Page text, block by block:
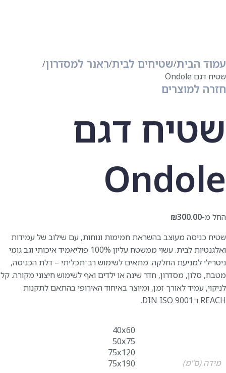
עמוד הבית שטיחים לבית ראנר למסדרון
שטיח דגם Ondole
חזרה למוצרים
שטיח דגם
Ondole
החל מ- ₪300.00
שטיח כניסה מעוצב בהשראת חמימות ונוחות, עם שילוב של עמידות
ואלגנטיות לבית. עשוי ממשטח עליון ‎100% פוליאמיד איכותי וגב גומי
ניטרילי למניעת החלקה. מתאים לשימוש רב־תכליתי – דלת הכניסה,
מטבח, סלון, מסדרון, חדר שינה או ילדים ואף לשימוש חיצוני מקורה. קל
לניקוי, עמיד לאורך זמן, ומיוצר באיחוד האירופי בהתאם לתקנות
REACH ו־DIN ISO 9001.
מידה (ס"מ)
40x60
50x75
75x120
75x190